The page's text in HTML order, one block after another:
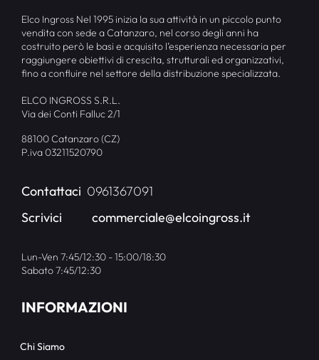
Elco Ingross Nel 1995 inizia la sua attività in un piccolo punto
vendita con sede a Catanzaro, nel corso degli anni ha
costruito però le basi e acquisito l’esperienza necessaria per
raggiungere obiettivi di crescita, strutturali ed organizzativi,
fino a confluire nel settore della distribuzione specializzata.
ELCO INGROSS S.R.L.
Via dei Conti Falluc 2/1
88100 Catanzaro (CZ)
P.iva 03211520790
Contattaci 0961367091
Scrivici
commerciale@elcoingross.it
Lun-Ven 7:45/12:30 - 15:00/18:30
Sabato 7:45/12:30
INFORMAZIONI
Chi Siamo